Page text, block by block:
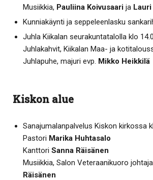
Musiikkia, Pauliina Koivusaari ja Lauri
Kunniakäynti ja seppeleenlasku
Juhla Kiikalan seurakuntatalolla klo
Juhlakahvit, Kiikalan Maa- ja
Juhlapuhe, majuri evp. Mikko Heikkilä
Kiskon alue
Sanajumalanpalvelus Kiskon kirkossa
Pastori Marika Huhtasalo
Kanttori Sanna Räisänen
Musiikkia, Salon Veteraanikuoro
Räisänen